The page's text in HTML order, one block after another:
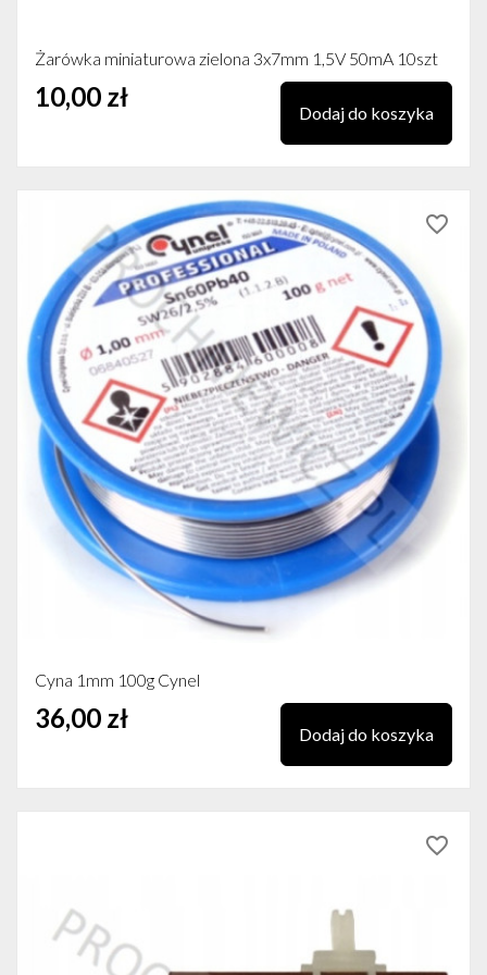
Żarówka miniaturowa zielona 3x7mm 1,5V 50mA 10szt
10,00 zł
Dodaj do koszyka
favorite_border
Cyna 1mm 100g Cynel
36,00 zł
Dodaj do koszyka
favorite_border